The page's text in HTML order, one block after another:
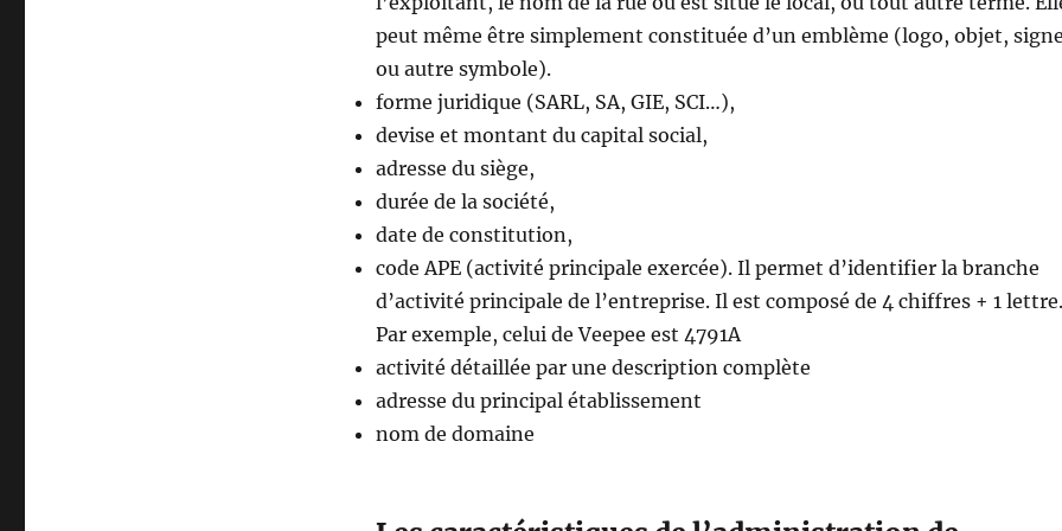
peut même être simplement constituée d’un emblème (logo, objet, signe
ou autre symbole).
forme juridique (SARL, SA, GIE, SCI…),
devise et montant du capital social,
adresse du siège,
durée de la société,
date de constitution,
code APE (activité principale exercée). Il permet d’identifier la branche
d’activité principale de l’entreprise. Il est composé de 4 chiffres + 1 lettre.
Par exemple, celui de Veepee est 4791A
activité détaillée par une description complète
adresse du principal établissement
nom de domaine